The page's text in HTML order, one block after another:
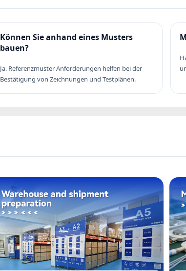
Können Sie anhand eines Musters
bauen?
Ja. Referenzmuster Anforderungen helfen bei der
Bestätigung von Zeichnungen und Testplänen.